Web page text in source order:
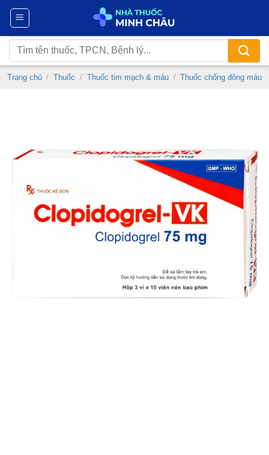
Chuyển
nội
dung
Tìm
kiếm:
Trang chủ / Thuốc / Thuốc tim mạch & máu / Thuốc chống đông máu